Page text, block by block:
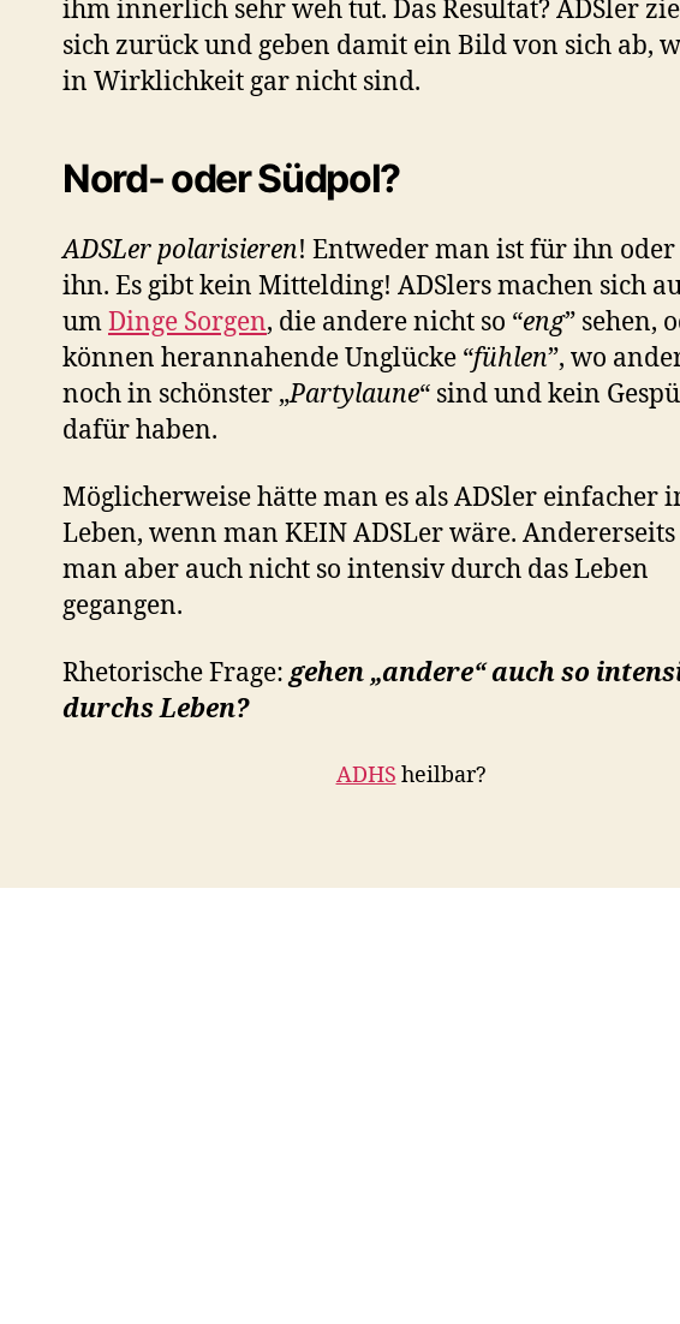
ihm innerlich sehr weh tut. Das Resultat? ADSler
sich zurück und geben damit ein Bild von sich ab,
in Wirklichkeit gar nicht sind.
Nord- oder Südpol?
ADSLer polarisieren! Entweder man ist für ihn oder
ihn. Es gibt kein Mittelding! ADSlers machen sich
umDinge Sorgen, die andere nicht so “eng” sehen,
können herannahende Unglücke “fühlen”, wo
noch in schönster „Partylaune“ sind und kein
dafür haben.
Möglicherweise hätte man es als ADSler einfacher
Leben, wenn man KEIN ADSLer wäre.
man aber auch nicht so intensiv durch das Leben
gegangen.
Rhetorische Frage: gehen „andere“ auch so
durchs Leben?
ADHS heilbar?